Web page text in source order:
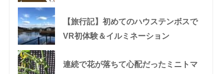
【旅行記】初めてのハウステンボスで
VR初体験＆イルミネーション
連続で花が落ちて心配だったミニトマ